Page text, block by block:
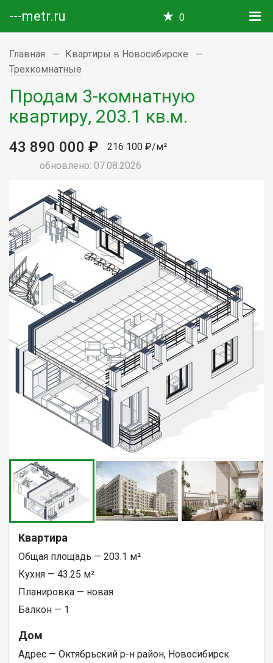
---metr.ru 0
Главная
Квартиры в Новосибирске
Трехкомнатные
Продам 3-комнатную
квартиру, 203.1 кв.м.
43 890 000 ₽
216 100 ₽/м²
обновлено: 07.08.2026
Квартира
Общая площадь — 203.1 м²
Кухня — 43.25 м²
Планировка — новая
Балкон — 1
Дом
Адрес — Октябрьский р-н район, Новосибирск